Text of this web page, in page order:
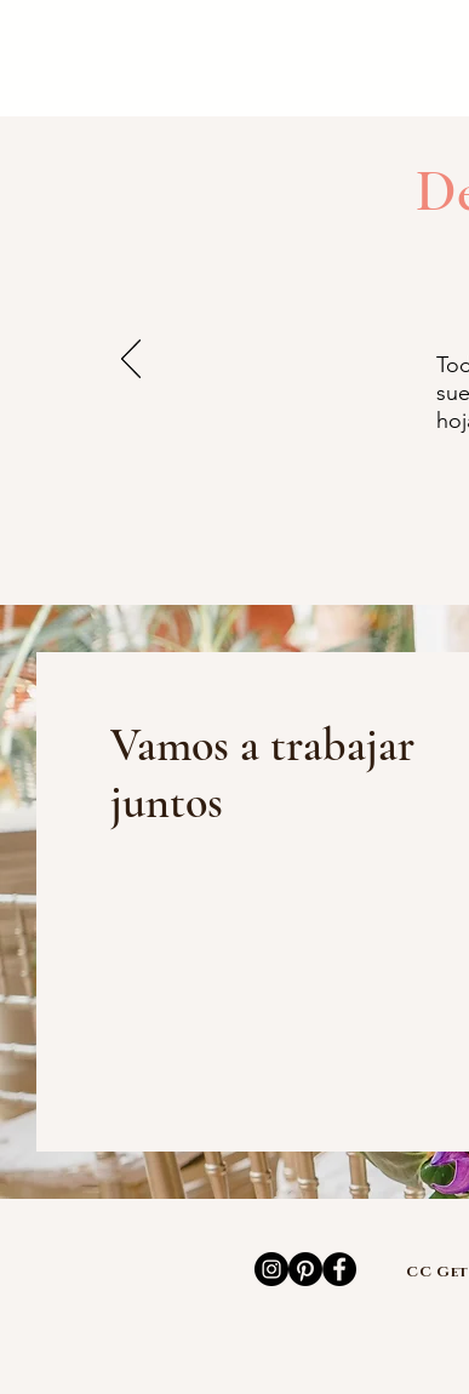
Vamos a trabajar
juntos
CC